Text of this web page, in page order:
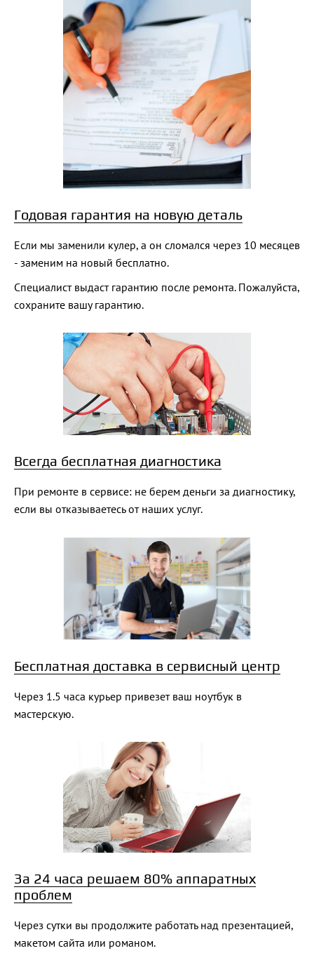
Годовая гарантия на новую деталь
Если мы заменили кулер, а он сломался через 10 месяцев
- заменим на новый бесплатно.
Специалист выдаст гарантию после ремонта. Пожалуйста,
сохраните вашу гарантию.
Всегда бесплатная диагностика
При ремонте в сервисе: не берем деньги за диагностику,
если вы отказываетесь от наших услуг.
Бесплатная доставка в сервисный центр
Через 1.5 часа курьер привезет ваш ноутбук в
мастерскую.
За 24 часа решаем 80% аппаратных
проблем
Через сутки вы продолжите работать над презентацией,
макетом сайта или романом.